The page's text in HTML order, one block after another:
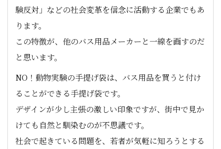
験反対」などの社会変革を信念に活動する企業でもあ
ります。
この特徴が、他のバス用品メーカーと一線を画すのだ
と思います。
NO！動物実験の手提げ袋は、バス用品を買うと付け
ることができる手提げ袋です。
デザインが少し主張の激しい印象ですが、街中で見か
けても自然と馴染むのが不思議です。
社会で起きている問題を、若者が気軽に知ろうとする